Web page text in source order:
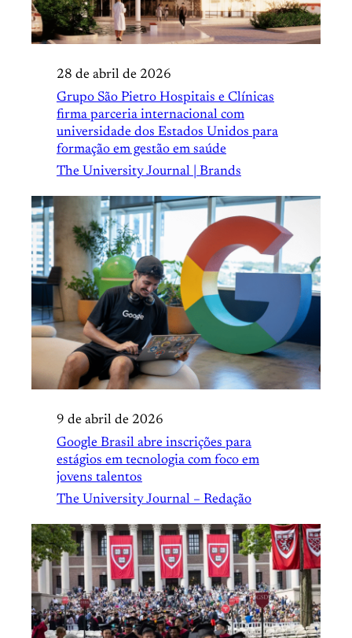
28 de abril de 2026
Grupo São Pietro Hospitais e Clínicas
firma parceria internacional com
universidade dos Estados Unidos para
formação em gestão em saúde
The University Journal | Brands
9 de abril de 2026
Google Brasil abre inscrições para
estágios em tecnologia com foco em
jovens talentos
The University Journal – Redação